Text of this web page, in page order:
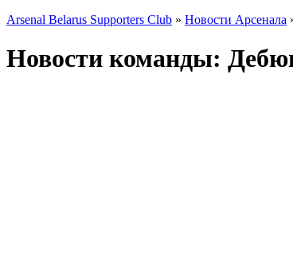
Arsenal Belarus Supporters Club » Новости Арсенала
Новости команды: